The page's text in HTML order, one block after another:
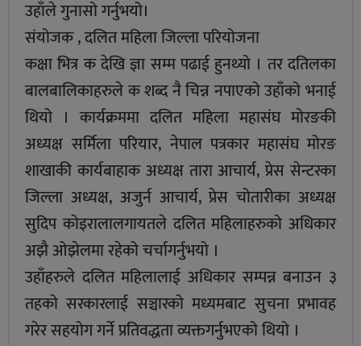
उहाँले गुनासो गर्नुभयो।
संयोजक , दलित महिला जिल्ला परियोजना
कक्षा भित्र क देखि ज्ञा सम्म पढाई हुनथ्यो । तर दतिलका
बालबालिकाहरुले क शब्द नै चिन्न नपाएको उहाँको भनाई
थियो । कार्यक्रममा दलित महिला महासंघ मोरङकी
अध्यक्ष सर्मिला परियार, नेपाल पत्रकार महासंघ मोरङ
शाखाकी कार्यबाहाक अध्यक्ष तारा आचार्य, प्रेस सेन्टरका
जिल्ला अध्यक्ष, अजुर्न आचार्य, प्रेस चोतारीका अध्यक्ष
सुदिप कोइरालालगायतले दलित महिलाहरुको अधिकार
अझै ओझेलमा रहेको चर्चागर्नुभयो ।
उहाँहरुले दलित महिलालाई अधिकार सम्पन्न बनाउन ३
तहको सरकारलाई सञ्चारको मध्यमबाट सुचना प्रभावह
गरेर सहयोग गर्ने प्रतिवद्धता व्यक्तगर्नुभएको थियो ।